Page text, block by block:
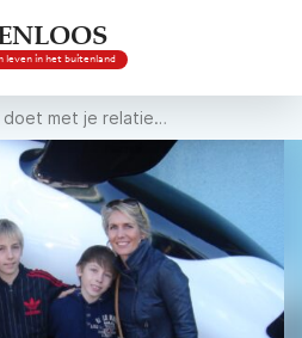
leven in het buitenland
doet met je relatie…